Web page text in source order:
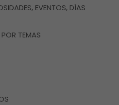
EVENTOS, DÍAS
TEMAS